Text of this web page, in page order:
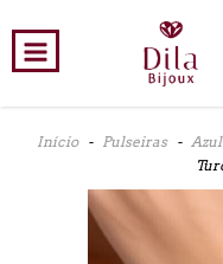
Início - Pulseiras -